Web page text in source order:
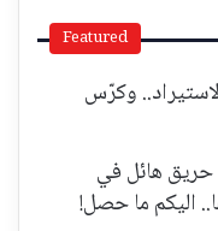
Featured
وكرّس
حريق هائل في
اليكم ما حصل!